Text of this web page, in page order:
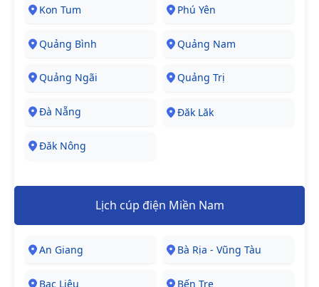
Kon Tum Phú Yên
Quảng Bình Quảng Nam
Quảng Ngãi Quảng Trị
Đà Nẵng Đăk Lăk
Đăk Nông
Lịch cúp điện Miền Nam
An Giang Bà Rịa - Vũng Tàu
Bạc Liêu Bến Tre